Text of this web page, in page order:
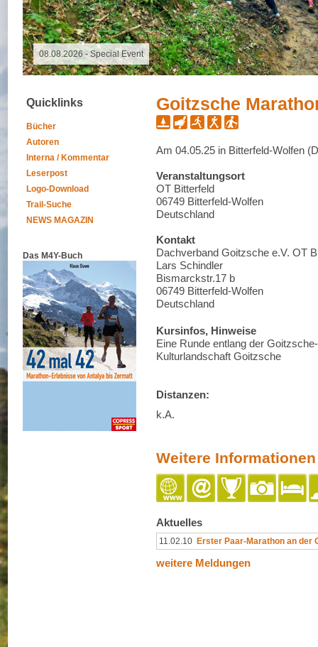
08.08.2026 - Special Event
Quicklinks
Bücher
Autoren
Interna / Kommentar
Leserpost
Logo-Download
Trail-Suche
NEWS MAGAZIN
Das M4Y-Buch
Goitzsche
Am 04.05.25 in Bitterfeld-Wolfen
Veranstaltungsort
OT Bitterfeld
06749 Bitterfeld-Wolfen
Deutschland
Kontakt
Dachverband Goitzsche e.V. OT
Lars Schindler
Bismarckstr.17 b
06749 Bitterfeld-Wolfen
Deutschland
Kursinfos, Hinweise
Eine Runde entlang der
Kulturlandschaft Goitzsche
Distanzen:
k.A.
Weitere Informationen
Aktuelles
11.02.10 Erster Paar-Marathon an der
weitere Meldungen